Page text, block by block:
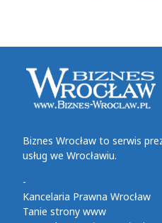
Biznes Wrocław to serwis
usług we Wrocławiu.
-
Kancelaria Prawna Wrocław
Tanie strony www